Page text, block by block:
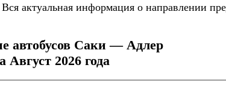
актуальная информация о направлении
автобусов Саки — Адлер
Август 2026 года